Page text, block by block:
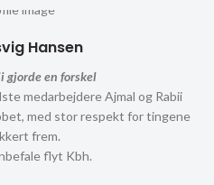
Hansen
gjorde en forskel
medarbejdere Ajmal og Rabii
med stor respekt for tingene
frem.
flyt Kbh.